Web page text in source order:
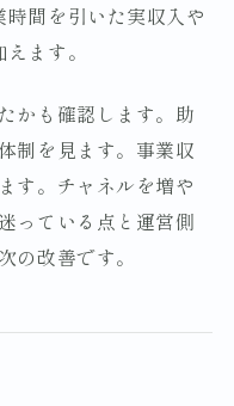
間を引いた実収入や
ます。
かも確認します。助
制を見ます。事業収
す。チャネルを増や
っている点と運営側
の改善です。